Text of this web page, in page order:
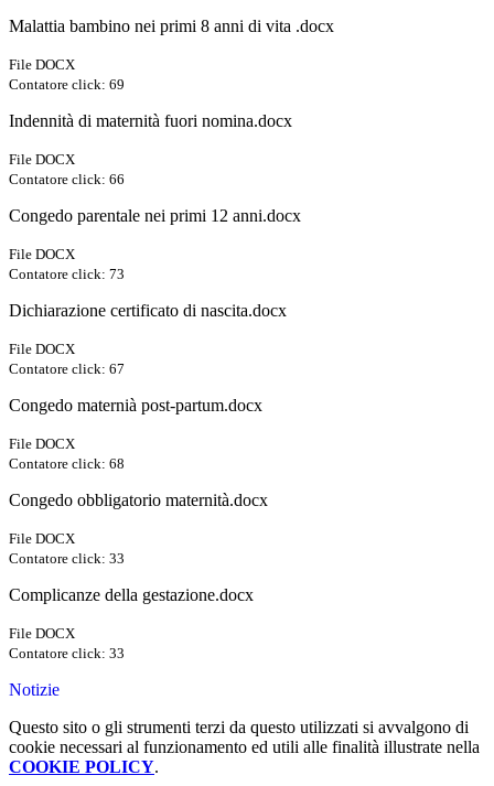
Malattia bambino nei primi 8 anni di vita .docx
File DOCX
Contatore click: 69
Indennità di maternità fuori nomina.docx
File DOCX
Contatore click: 66
Congedo parentale nei primi 12 anni.docx
File DOCX
Contatore click: 73
Dichiarazione certificato di nascita.docx
File DOCX
Contatore click: 67
Congedo maternià post-partum.docx
File DOCX
Contatore click: 68
Congedo obbligatorio maternità.docx
File DOCX
Contatore click: 33
Complicanze della gestazione.docx
File DOCX
Contatore click: 33
Notizie
Questo sito o gli strumenti terzi da questo utilizzati si avvalgono di
cookie necessari al funzionamento ed utili alle finalità illustrate nella
COOKIE POLICY.